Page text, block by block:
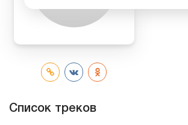
Список треков